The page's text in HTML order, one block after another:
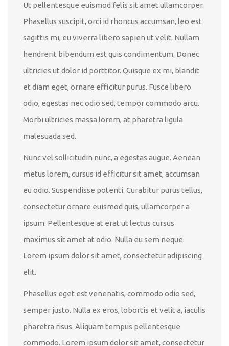
Ut pellentesque euismod felis sit amet ullamcorper.
Phasellus suscipit, orci id rhoncus accumsan, leo est
sagittis mi, eu viverra libero sapien ut velit. Nullam
hendrerit bibendum est quis condimentum. Donec
ultricies ut dolor id porttitor. Quisque ex mi, blandit
et diam eget, ornare efficitur purus. Fusce libero
odio, egestas nec odio sed, tempor commodo arcu.
Morbi ultricies massa lorem, at pharetra ligula
malesuada sed.
Nunc vel sollicitudin nunc, a egestas augue. Aenean
metus lorem, cursus id efficitur sit amet, accumsan
eu odio. Suspendisse potenti. Curabitur purus tellus,
consectetur ornare euismod quis, ullamcorper a
ipsum. Pellentesque at erat ut lectus cursus
maximus sit amet at odio. Nulla eu sem neque.
Lorem ipsum dolor sit amet, consectetur adipiscing
elit.
Phasellus eget est venenatis, commodo odio sed,
semper justo. Nulla ex eros, lobortis et velit a, iaculis
pharetra risus. Aliquam tempus pellentesque
commodo. Lorem ipsum dolor sit amet, consectetur